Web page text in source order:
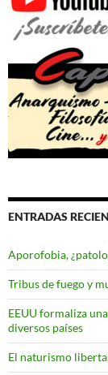
ENTRADAS
Aporofobia,
Tribus de fuego y
EEUU formaliza
diversos países
El naturismo